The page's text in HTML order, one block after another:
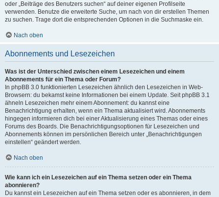
oder „Beiträge des Benutzers suchen“ auf deiner eigenen Profilseite
verwenden. Benutze die erweiterte Suche, um nach von dir erstellen Themen
zu suchen. Trage dort die entsprechenden Optionen in die Suchmaske ein.
Nach oben
Abonnements und Lesezeichen
Was ist der Unterschied zwischen einem Lesezeichen und einem
Abonnements für ein Thema oder Forum?
In phpBB 3.0 funktionierten Lesezeichen ähnlich den Lesezeichen in Web-
Browsern: du bekamst keine Informationen bei einem Update. Seit phpBB 3.1
ähneln Lesezeichen mehr einem Abonnement: du kannst eine
Benachrichtigung erhalten, wenn ein Thema aktualisiert wird. Abonnements
hingegen informieren dich bei einer Aktualisierung eines Themas oder eines
Forums des Boards. Die Benachrichtigungsoptionen für Lesezeichen und
Abonnements können im persönlichen Bereich unter „Benachrichtigungen
einstellen“ geändert werden.
Nach oben
Wie kann ich ein Lesezeichen auf ein Thema setzen oder ein Thema
abonnieren?
Du kannst ein Lesezeichen auf ein Thema setzen oder es abonnieren, in dem